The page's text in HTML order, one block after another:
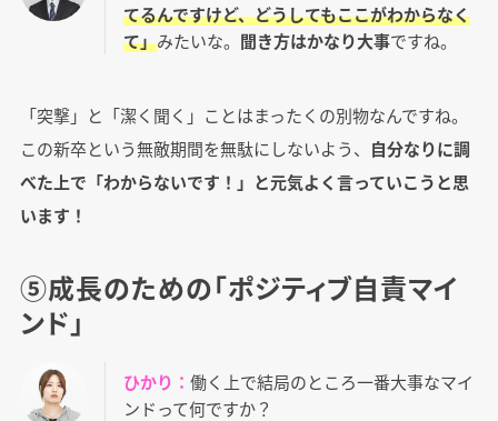
てるんですけど、どうしてもここがわからなく
て」みたいな。 聞き方はかなり大事ですね。
「突撃」と「潔く聞く」ことはまったくの別物なんですね。
この新卒という無敵期間を無駄にしないよう、 自分なりに調
べた上で「わからないです！」と元気よく言っていこうと思
います！
⑤成長のための「ポジティブ自責マイ
ンド」
ひかり： 働く上で結局のところ一番大事なマイ
ンドって何ですか？